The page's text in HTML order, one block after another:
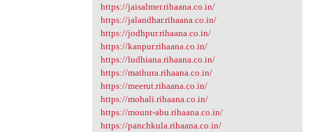
https://jaisalmer.rihaana.co.in/
https://jalandhar.rihaana.co.in/
https://jodhpur.rihaana.co.in/
https://kanpur.rihaana.co.in/
https://ludhiana.rihaana.co.in/
https://mathura.rihaana.co.in/
https://meerut.rihaana.co.in/
https://mohali.rihaana.co.in/
https://mount-abu.rihaana.co.in/
https://panchkula.rihaana.co.in/